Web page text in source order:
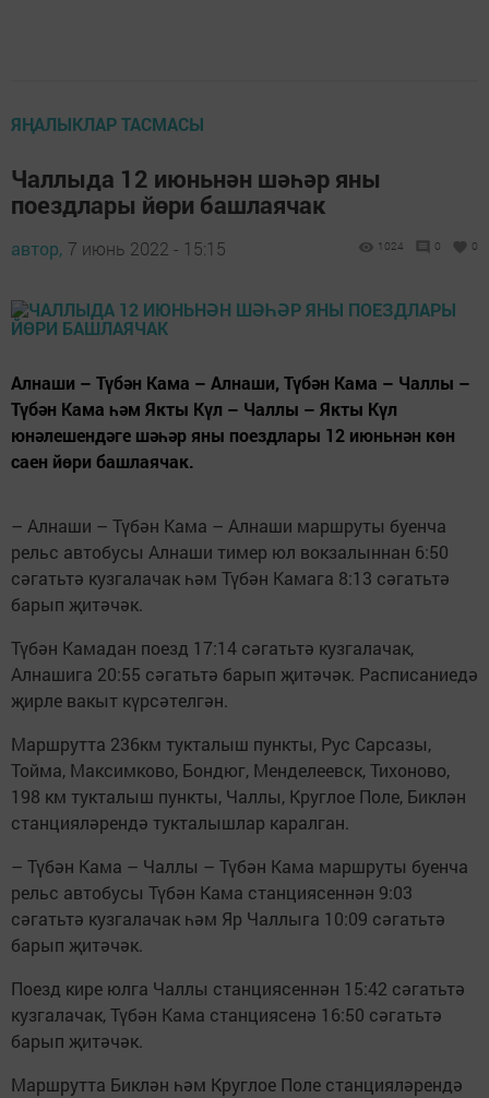
ЯҢАЛЫКЛАР ТАСМАСЫ
Чаллыда 12 июньнән шәһәр яны
поездлары йөри башлаячак
автор, 7 июнь 2022 - 15:15 1024 0 0
Алнаши – Түбән Кама – Алнаши, Түбән Кама – Чаллы –
Түбән Кама һәм Якты Күл – Чаллы – Якты Күл
юнәлешендәге шәһәр яны поездлары 12 июньнән көн
саен йөри башлаячак.
– Алнаши – Түбән Кама – Алнаши маршруты буенча
рельс автобусы Алнаши тимер юл вокзалыннан 6:50
сәгатьтә кузгалачак һәм Түбән Камага 8:13 сәгатьтә
барып җитәчәк.
Түбән Камадан поезд 17:14 сәгатьтә кузгалачак,
Алнашига 20:55 сәгатьтә барып җитәчәк. Расписаниедә
җирле вакыт күрсәтелгән.
Маршрутта 236км тукталыш пункты, Рус Сарсазы,
Тойма, Максимково, Бондюг, Менделеевск, Тихоново,
198 км тукталыш пункты, Чаллы, Круглое Поле, Биклән
станцияләрендә тукталышлар каралган.
– Түбән Кама – Чаллы – Түбән Кама маршруты буенча
рельс автобусы Түбән Кама станциясеннән 9:03
сәгатьтә кузгалачак һәм Яр Чаллыга 10:09 сәгатьтә
барып җитәчәк.
Поезд кире юлга Чаллы станциясеннән 15:42 сәгатьтә
кузгалачак, Түбән Кама станциясенә 16:50 сәгатьтә
барып җитәчәк.
Маршрутта Биклән һәм Круглое Поле станцияләрендә